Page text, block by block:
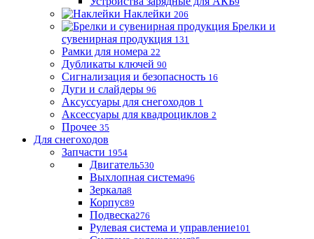
Наклейки 206
Брелки и
сувенирная продукция 131
Рамки для номера 22
Дубликаты ключей 90
Сигнализация и безопасность 16
Дуги и слайдеры 96
Аксуссуары для снегоходов 1
Аксессуары для квадроциклов 2
Прочее 35
Для снегоходов
Запчасти 1954
Двигатель530
Выхлопная система96
Зеркала8
Корпус89
Подвеска276
Рулевая система и управление101